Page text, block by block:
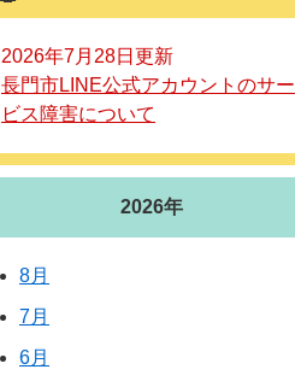
2026年7月28日更新
長門市LINE公式アカウントのサー
ビス障害について
2026年
8月
7月
6月